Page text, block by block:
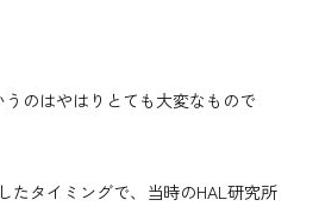
のはやはりとても大変なもので
たタイミングで、当時のHAL研究所